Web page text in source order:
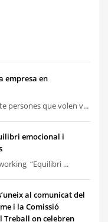
empresa en
persones que volen v...
emocional i
“Equilibri ...
s’uneix al comunicat del
i la Comissió
Treball on celebren